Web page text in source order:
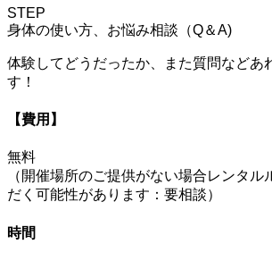
STEP
身体の使い方、お悩み相談（Q＆A)
体験してどうだったか、また質問などあ
す！
【費用】
無料
（開催場所のご提供がない場合レンタル
だく可能性があります：要相談）
時間